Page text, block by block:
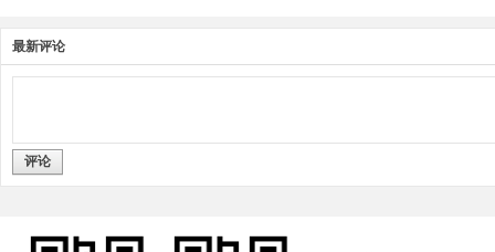
最新评论
评论